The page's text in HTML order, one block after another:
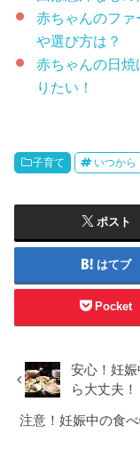
赤ちゃんのフ
や選び方は？
赤ちゃんの日
りたい！
子育て いつから
ポスト
はてブ
Pocket
安心！妊
ら大丈夫！
注意！妊娠中の食